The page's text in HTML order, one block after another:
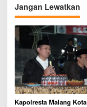
i
g
a
t
i
o
n
Jangan Lewatkan
Kapolresta Malang Kota